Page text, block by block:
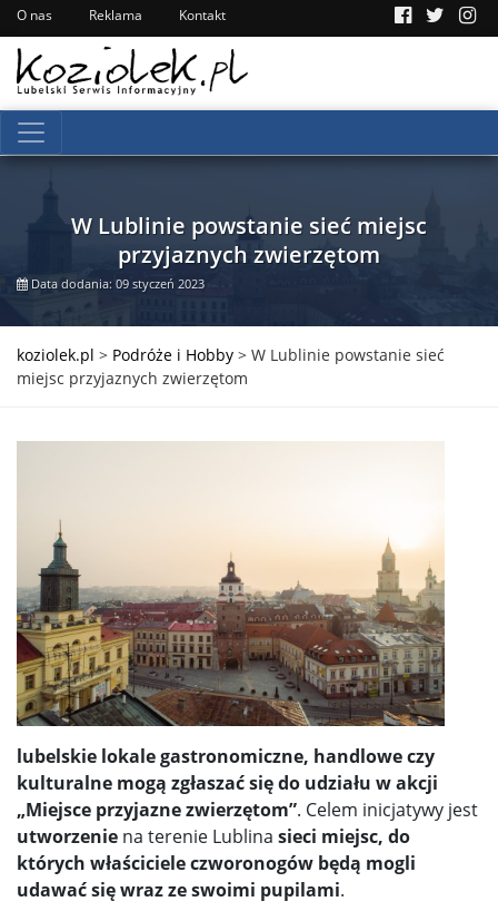
O nas Reklama Kontakt
W Lublinie powstanie sieć miejsc
przyjaznych zwierzętom
Data dodania: 09 styczeń 2023
koziolek.pl > Podróże i Hobby > W Lublinie powstanie sieć
miejsc przyjaznych zwierzętom
lubelskie lokale gastronomiczne, handlowe czy
kulturalne mogą zgłaszać się do udziału w akcji
„Miejsce przyjazne zwierzętom”. Celem inicjatywy jest
utworzenie na terenie Lublina sieci miejsc, do
których właściciele czworonogów będą mogli
udawać się wraz ze swoimi pupilami.